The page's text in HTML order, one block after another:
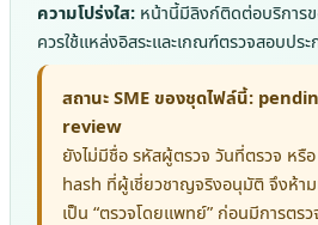
ความโปร่งใส: หน้านี้มีลิงก์ติดต่อบริการข
ควรใช้แหล่งอิสระและเกณฑ์ตรวจสอบปร
สถานะ SME ของชุดไฟล์นี้:
review
ยังไม่มีชื่อ รหัสผู้ตรวจ วันที่ตรวจ ห
hash ที่ผู้เชี่ยวชาญจริงอนุมัติ จึงห้า
เป็น “ตรวจโดยแพทย์” ก่อนมีการตร